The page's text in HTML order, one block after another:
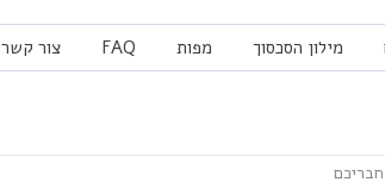
מילון הסכסוך מפות FAQ צור קשר